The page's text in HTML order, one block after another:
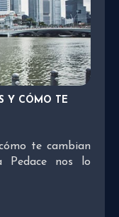
Y CÓMO TE
te cambian
Pedace nos lo